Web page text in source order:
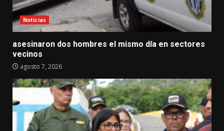
Noticias
asesinaron dos hombres el mismo día en sectores
vecinos
agosto 7, 2026